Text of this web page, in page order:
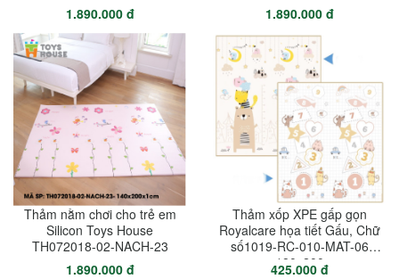
1.890.000 đ
1.890.000 đ
Thảm nằm chơi cho trẻ em
Silicon Toys House
TH072018-02-NACH-23
1.890.000 đ
Thảm xốp XPE gấp gọn
Royalcare họa tiết Gấu, Chữ
số1019-RC-010-MAT-06
180x200
425.000 đ